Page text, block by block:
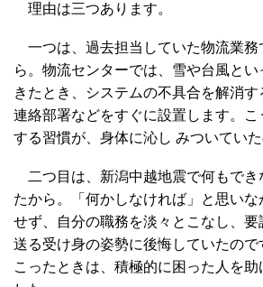
理由は三つあります。
一つは、過去担当していた物流業務
ら。物流センターでは、雪や台風と
きたとき、システムの不具合を解消
連絡部署などをすぐに設置します。
する習慣が、身体に沁し みついていた
二つ目は、新潟中越地震で何もでき
たから。「何かしなければ」と思い
せず、自分の職務を淡々とこなし、
送る受け身の姿勢に後悔していたので
こったときは、積極的に困った人を助